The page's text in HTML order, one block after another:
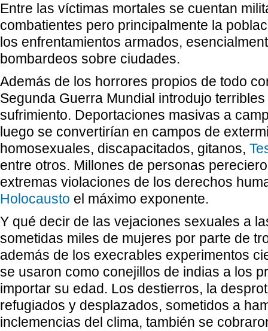
Entre las víctimas mortales se cuentan
combatientes pero principalmente la
los enfrentamientos armados,
bombardeos sobre ciudades.
Además de los horrores propios de todo
Segunda Guerra Mundial introdujo
sufrimiento. Deportaciones masivas a
luego se convertirían en campos de
homosexuales, discapacitados, gitanos,
entre otros. Millones de personas
extremas violaciones de los derechos
Holocausto el máximo exponente.
Y qué decir de las vejaciones sexuales a
sometidas miles de mujeres por parte de
además de los execrables experimentos
se usaron como conejillos de indias a los
importar su edad. Los destierros, la
refugiados y desplazados, sometidos a
inclemencias del clima, también se